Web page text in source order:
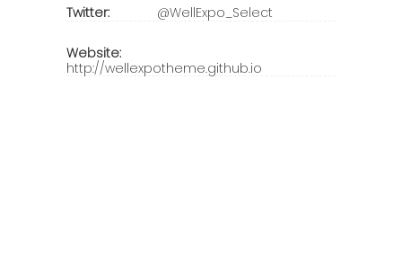
Twitter: @WellExpo_Select
Website:
http://wellexpotheme.github.io